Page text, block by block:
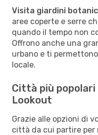
Visita giardini
aree coperte e serre
quando il tempo non
Offrono anche una
urbano e ti
locale.
Città più popolari
Lookout
Grazie alle opzioni di
città da cui partire per